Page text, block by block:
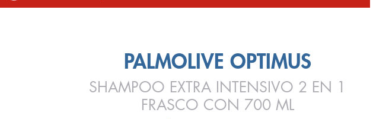
PALMOLIVE OPTIMUS
SHAMPOO EXTRA INTENSIVO 2 EN 1
FRASCO CON 700 ML